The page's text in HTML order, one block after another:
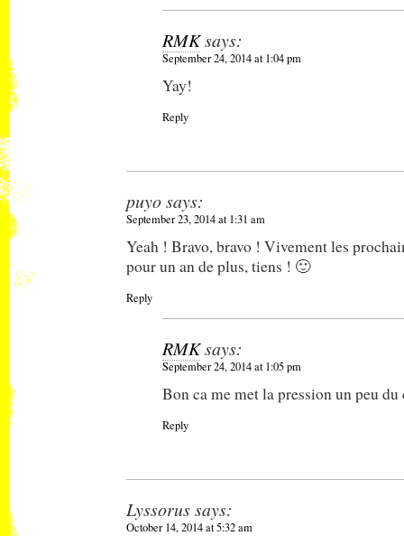
RMKsays:
September 24, 2014 at 1:04 pm
Yay!
Reply
puyosays:
September 23, 2014 at 1:31 am
Yeah ! Bravo, bravo ! Vivement les
pour un an de plus, tiens ! 🙂
Reply
RMKsays:
September 24, 2014 at 1:05 pm
Bon ca me met la pression un peu
Reply
Lyssorussays:
October 14, 2014 at 5:32 am